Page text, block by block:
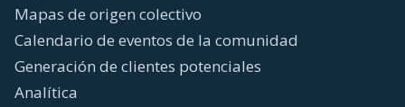
Mapas de origen colectivo
Calendario de eventos de la comunidad
Generación de clientes potenciales
Analítica